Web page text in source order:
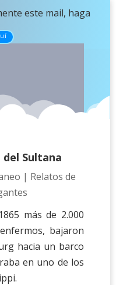
este mail, haga
Sultana
| Relatos de
más de 2.000
bajaron
hacia un barco
en uno de los